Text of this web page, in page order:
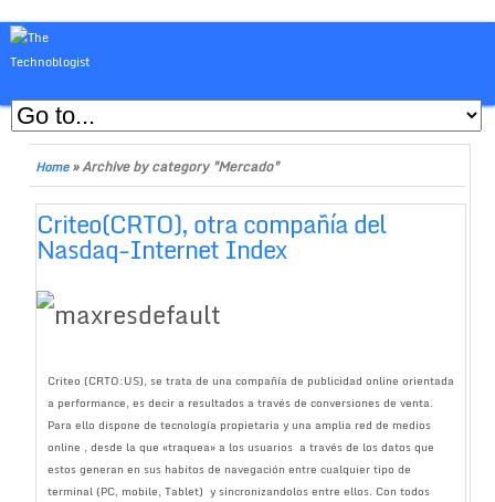
Home»Archive by category "Mercado"
Criteo(CRTO), otra compañía del
Nasdaq-Internet Index
Criteo (CRTO:US), se trata de una compañía de publicidad online orientada
a performance, es decir a resultados a través de conversiones de venta.
Para ello dispone de tecnología propietaria y una amplia red de medios
online , desde la que «traquea» a los usuarios a través de los datos que
estos generan en sus habitos de navegación entre cualquier tipo de
terminal (PC, mobile, Tablet) y sincronizandolos entre ellos. Con todos